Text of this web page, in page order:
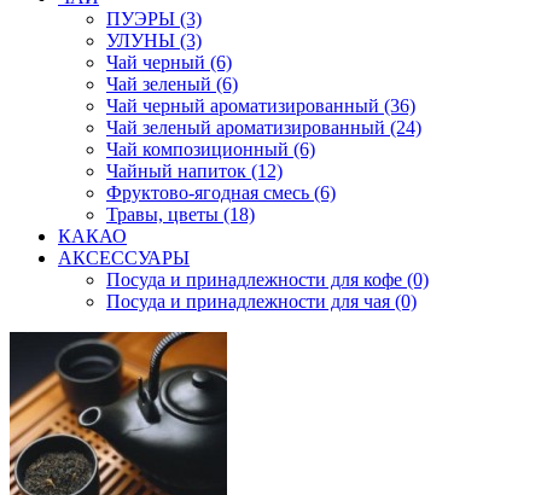
ПУЭРЫ (3)
УЛУНЫ (3)
Чай черный (6)
Чай зеленый (6)
Чай черный ароматизированный (36)
Чай зеленый ароматизированный (24)
Чай композиционный (6)
Чайный напиток (12)
Фруктово-ягодная смесь (6)
Травы, цветы (18)
КАКАО
АКСЕССУАРЫ
Посуда и принадлежности для кофе (0)
Посуда и принадлежности для чая (0)